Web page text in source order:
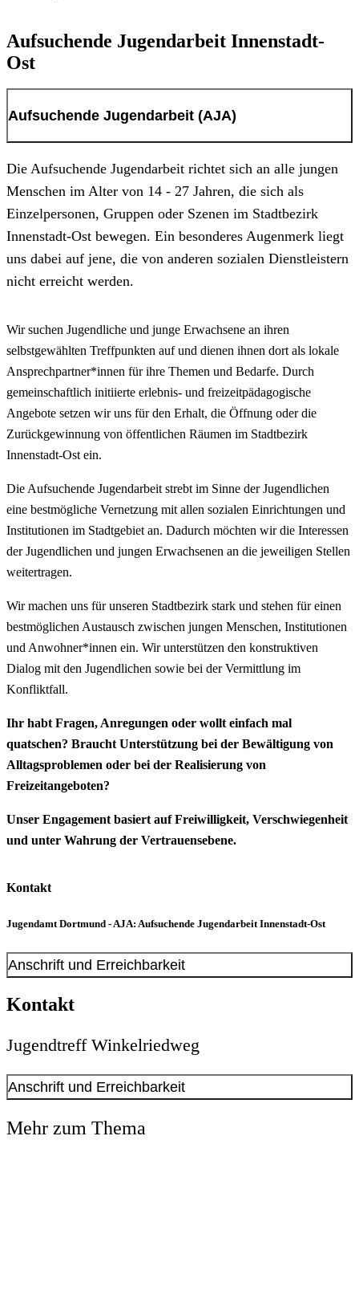
Aufsuchende Jugendarbeit Innenstadt-
Ost
Aufsuchende Jugendarbeit (AJA)
Die Aufsuchende Jugendarbeit richtet sich an alle jungen
Menschen im Alter von 14 - 27 Jahren, die sich als
Einzelpersonen, Gruppen oder Szenen im Stadtbezirk
Innenstadt-Ost bewegen. Ein besonderes Augenmerk liegt
uns dabei auf jene, die von anderen sozialen Dienstleistern
nicht erreicht werden.
Wir suchen Jugendliche und junge Erwachsene an ihren
selbstgewählten Treffpunkten auf und dienen ihnen dort als lokale
Ansprechpartner*innen für ihre Themen und Bedarfe. Durch
gemeinschaftlich initiierte erlebnis- und freizeitpädagogische
Angebote setzen wir uns für den Erhalt, die Öffnung oder die
Zurückgewinnung von öffentlichen Räumen im Stadtbezirk
Innenstadt-Ost ein.
Die Aufsuchende Jugendarbeit strebt im Sinne der Jugendlichen
eine bestmögliche Vernetzung mit allen sozialen Einrichtungen und
Institutionen im Stadtgebiet an. Dadurch möchten wir die Interessen
der Jugendlichen und jungen Erwachsenen an die jeweiligen Stellen
weitertragen.
Wir machen uns für unseren Stadtbezirk stark und stehen für einen
bestmöglichen Austausch zwischen jungen Menschen, Institutionen
und Anwohner*innen ein. Wir unterstützen den konstruktiven
Dialog mit den Jugendlichen sowie bei der Vermittlung im
Konfliktfall.
Ihr habt Fragen, Anregungen oder wollt einfach mal
quatschen? Braucht Unterstützung bei der Bewältigung von
Alltagsproblemen oder bei der Realisierung von
Freizeitangeboten?
Unser Engagement basiert auf Freiwilligkeit, Verschwiegenheit
und unter Wahrung der Vertrauensebene.
Kontakt
Jugendamt Dortmund - AJA: Aufsuchende Jugendarbeit Innenstadt-Ost
Anschrift und Erreichbarkeit
Anschrift
44141 Dortmund
Kontakt
Jugendtreff Winkelriedweg
Anschrift und Erreichbarkeit
Anschrift
Mehr zum Thema